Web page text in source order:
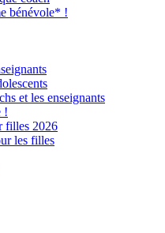
bénévole* !
et les enseignants
!
filles 2026
les filles